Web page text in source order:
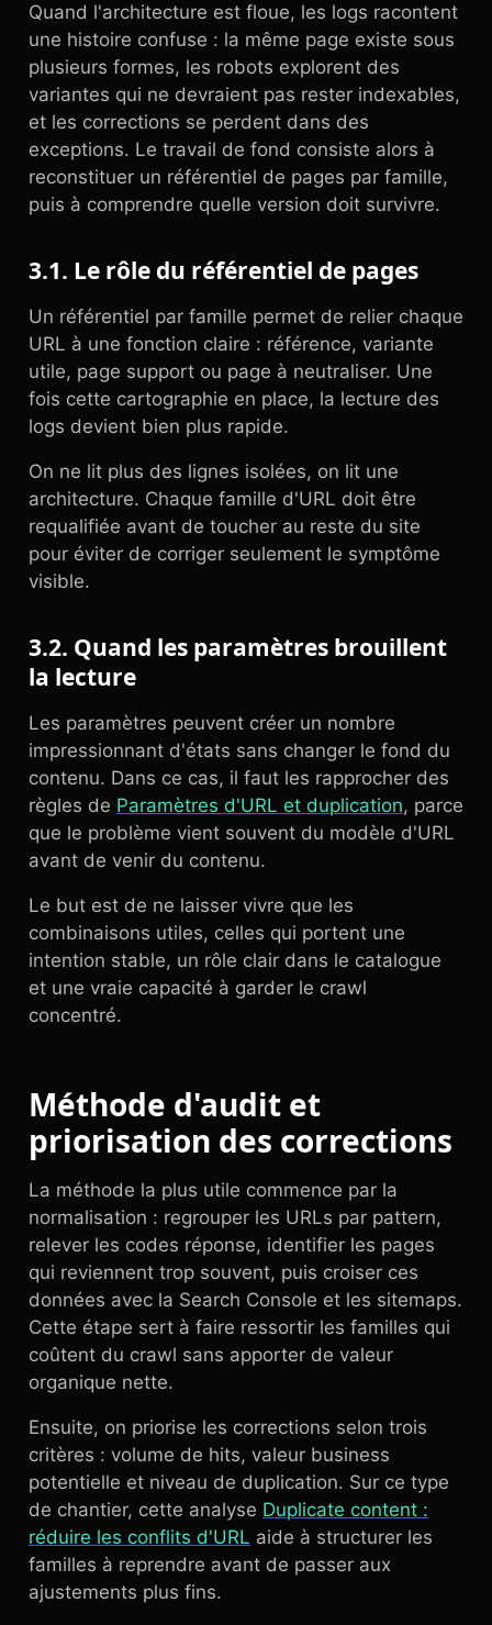
Quand l'architecture est floue, les logs racontent
une histoire confuse : la même page existe sous
plusieurs formes, les robots explorent des
variantes qui ne devraient pas rester indexables,
et les corrections se perdent dans des
exceptions. Le travail de fond consiste alors à
reconstituer un référentiel de pages par famille,
puis à comprendre quelle version doit survivre.
3.1. Le rôle du référentiel de pages
Un référentiel par famille permet de relier chaque
URL à une fonction claire : référence, variante
utile, page support ou page à neutraliser. Une
fois cette cartographie en place, la lecture des
logs devient bien plus rapide.
On ne lit plus des lignes isolées, on lit une
architecture. Chaque famille d'URL doit être
requalifiée avant de toucher au reste du site
pour éviter de corriger seulement le symptôme
visible.
3.2. Quand les paramètres brouillent
la lecture
Les paramètres peuvent créer un nombre
impressionnant d'états sans changer le fond du
contenu. Dans ce cas, il faut les rapprocher des
règles de Paramètres d'URL et duplication, parce
que le problème vient souvent du modèle d'URL
avant de venir du contenu.
Le but est de ne laisser vivre que les
combinaisons utiles, celles qui portent une
intention stable, un rôle clair dans le catalogue
et une vraie capacité à garder le crawl
concentré.
Méthode d'audit et
priorisation des corrections
La méthode la plus utile commence par la
normalisation : regrouper les URLs par pattern,
relever les codes réponse, identifier les pages
qui reviennent trop souvent, puis croiser ces
données avec la Search Console et les sitemaps.
Cette étape sert à faire ressortir les familles qui
coûtent du crawl sans apporter de valeur
organique nette.
Ensuite, on priorise les corrections selon trois
critères : volume de hits, valeur business
potentielle et niveau de duplication. Sur ce type
de chantier, cette analyse Duplicate content :
réduire les conflits d'URL aide à structurer les
familles à reprendre avant de passer aux
ajustements plus fins.